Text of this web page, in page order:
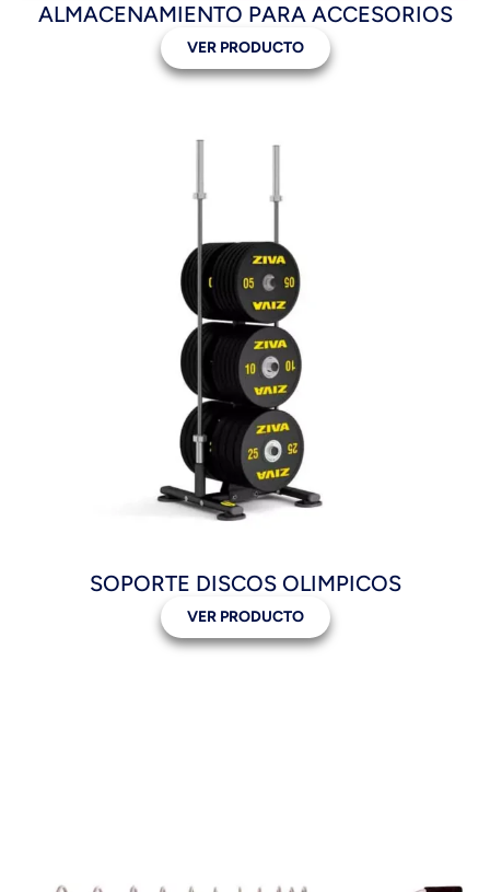
ALMACENAMIENTO PARA ACCESORIOS
VER PRODUCTO
SOPORTE DISCOS OLIMPICOS
VER PRODUCTO